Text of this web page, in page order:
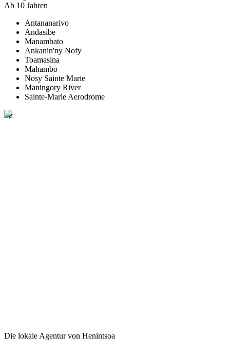
Ab 10 Jahren
Antananarivo
Andasibe
Manambato
Ankanin'ny Nofy
Toamasina
Mahambo
Nosy Sainte Marie
Maningory River
Sainte-Marie Aerodrome
Die lokale Agentur von Henintsoa